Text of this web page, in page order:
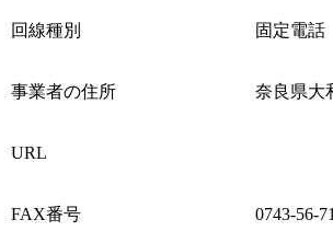
回線種別 固定電話
事業者の住所 奈良県大
URL
FAX番号 0743-56-